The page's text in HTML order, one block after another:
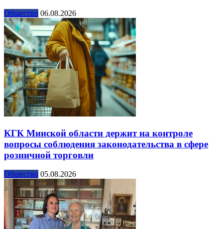
Общество 06.08.2026
КГК Минской области держит на контроле
вопросы соблюдения законодательства в сфере
розничной торговли
Общество 05.08.2026